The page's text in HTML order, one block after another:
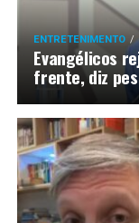
ENTRETENIMENTO
Evangélicos
frente, diz